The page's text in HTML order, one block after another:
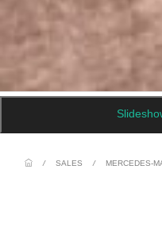
/ SALES / MERCEDES-